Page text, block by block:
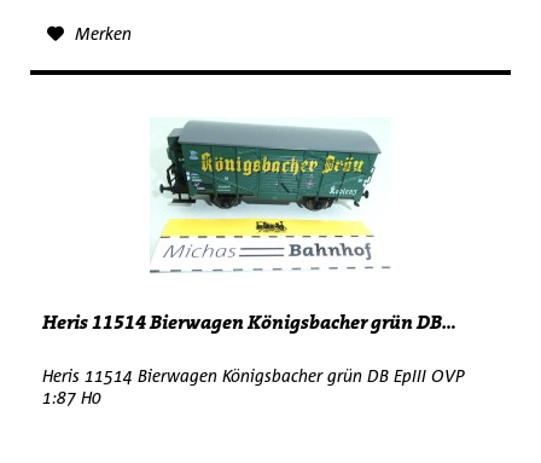
Merken
Heris 11514 Bierwagen Königsbacher grün DB...
Heris 11514 Bierwagen Königsbacher grün DB EpIII OVP
1:87 H0